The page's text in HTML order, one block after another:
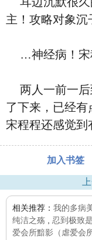
主！攻略对象沉
…神经病！宋
两人一前一后
了下来，已经
宋程程还感觉到
加入书签
相关推荐： 我的多病
纯洁之殇
忍到极致
爱会所黯影（虐爱会